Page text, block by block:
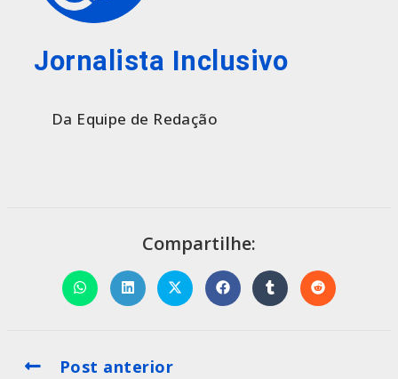
Jornalista Inclusivo
Da Equipe de Redação
Compartilhe:
Post anterior